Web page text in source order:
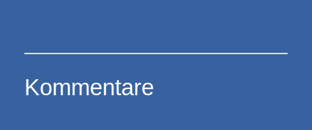
Kommentare